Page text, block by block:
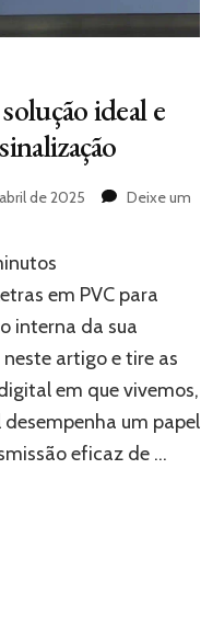
ideal e
de 2025
Deixe um
em PVC para
interna da sua
artigo e tire as
em que vivemos,
um papel
eficaz de …